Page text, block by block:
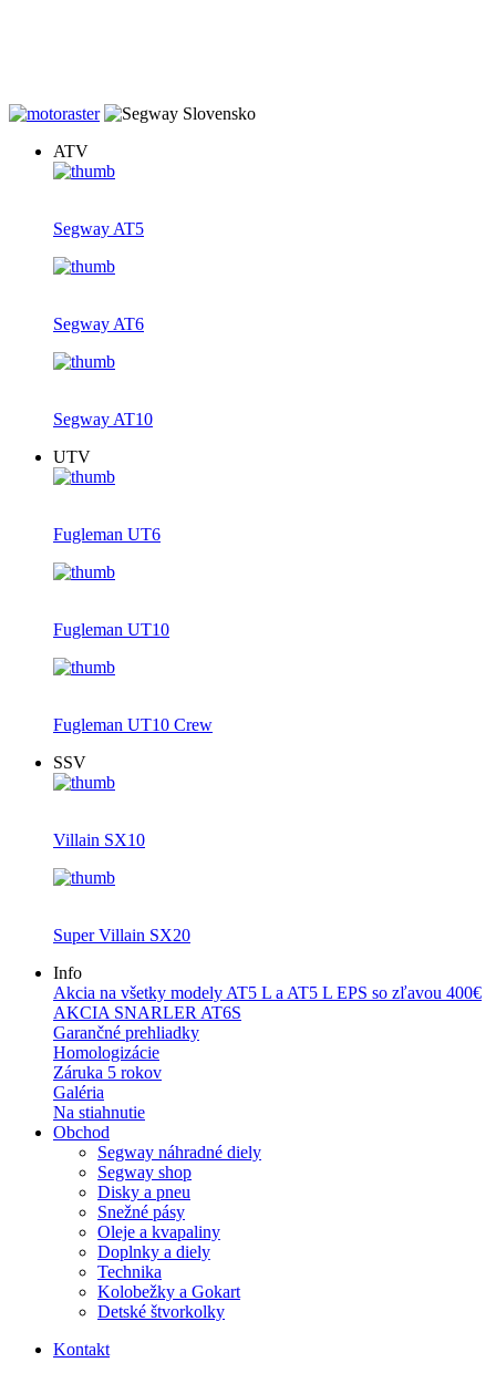
ATV
Segway AT5
Segway AT6
Segway AT10
UTV
Fugleman UT6
Fugleman UT10
Fugleman UT10 Crew
SSV
Villain SX10
Super Villain SX20
Info
Akcia na všetky modely AT5 L a AT5 L EPS so zľavou 400€
AKCIA SNARLER AT6S
Garančné prehliadky
Homologizácie
Záruka 5 rokov
Galéria
Na stiahnutie
Obchod
Segway náhradné diely
Segway shop
Disky a pneu
Snežné pásy
Oleje a kvapaliny
Doplnky a diely
Technika
Kolobežky a Gokart
Detské štvorkolky
Kontakt